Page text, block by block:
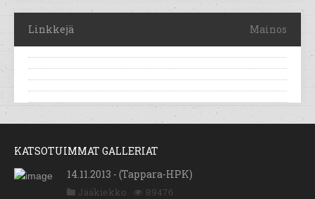
Linkkejä Mainos
KATSOTUIMMAT GALLERIAT
14.11.2013 - (Tappara-HPK)
Jääkiekko 89476